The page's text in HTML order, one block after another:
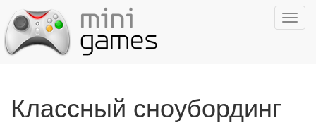
Классный сноубординг